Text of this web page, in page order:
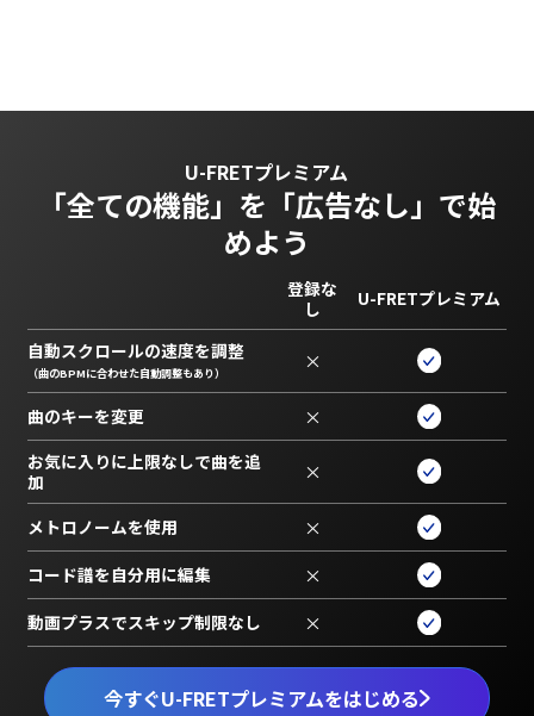
U-FRETプレミアム
「全ての機能」を 「広告なし」で始
めよう
今すぐU-FRETプレミアムをはじめる
登録な
し
U-FRETプレミアム
自動スクロールの速度を調整
（曲のBPMに合わせた自動調整もあり） ×
曲のキーを変更 ×
お気に入りに上限なしで曲を追
加
×
メトロノームを使用 ×
コード譜を自分用に編集 ×
動画プラスでスキップ制限なし ×